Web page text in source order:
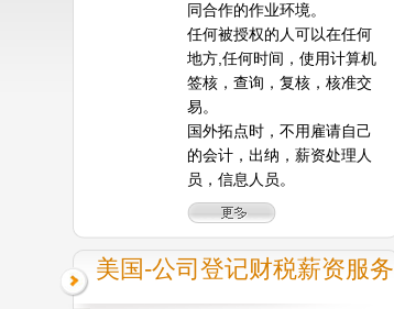
同合作的作业环境。
任何被授权的人可以在任何
地方,任何时间，使用计算机
签核，查询，复核，核准交
易。
国外拓点时，不用雇请自己
的会计，出纳，薪资处理人
员，信息人员。
美国-公司登记财税薪资服务